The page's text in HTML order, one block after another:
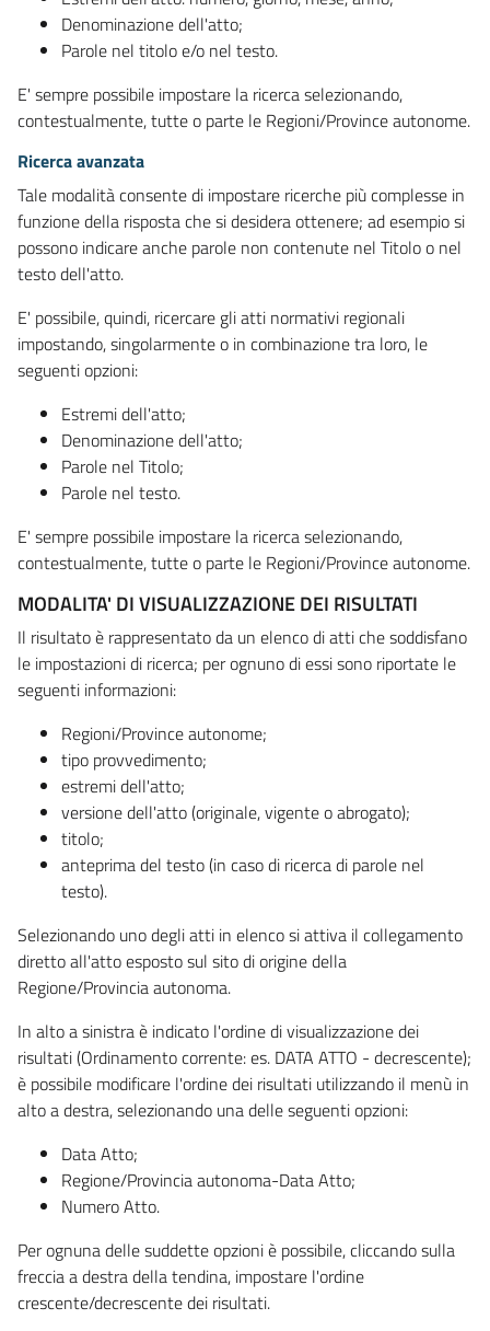
Denominazione dell'atto;
Parole nel titolo e/o nel testo.
E' sempre possibile impostare la ricerca selezionando,
contestualmente, tutte o parte le Regioni/Province autonome.
Ricerca avanzata
Tale modalità consente di impostare ricerche più complesse in
funzione della risposta che si desidera ottenere; ad esempio si
possono indicare anche parole non contenute nel Titolo o nel
testo dell'atto.
E' possibile, quindi, ricercare gli atti normativi regionali
impostando, singolarmente o in combinazione tra loro, le
seguenti opzioni:
Estremi dell'atto;
Denominazione dell'atto;
Parole nel Titolo;
Parole nel testo.
E' sempre possibile impostare la ricerca selezionando,
contestualmente, tutte o parte le Regioni/Province autonome.
MODALITA' DI VISUALIZZAZIONE DEI RISULTATI
Il risultato è rappresentato da un elenco di atti che soddisfano
le impostazioni di ricerca; per ognuno di essi sono riportate le
seguenti informazioni:
Regioni/Province autonome;
tipo provvedimento;
estremi dell'atto;
versione dell'atto (originale, vigente o abrogato);
titolo;
anteprima del testo (in caso di ricerca di parole nel
testo).
Selezionando uno degli atti in elenco si attiva il collegamento
diretto all'atto esposto sul sito di origine della
Regione/Provincia autonoma.
In alto a sinistra è indicato l'ordine di visualizzazione dei
risultati (Ordinamento corrente: es. DATA ATTO - decrescente);
è possibile modificare l'ordine dei risultati utilizzando il menù in
alto a destra, selezionando una delle seguenti opzioni:
Data Atto;
Regione/Provincia autonoma-Data Atto;
Numero Atto.
Per ognuna delle suddette opzioni è possibile, cliccando sulla
freccia a destra della tendina, impostare l'ordine
crescente/decrescente dei risultati.